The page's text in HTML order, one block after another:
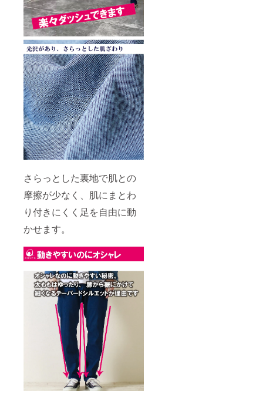
さらっとした裏地で肌との
摩擦が少なく、肌にまとわ
り付きにくく足を自由に動
かせます。